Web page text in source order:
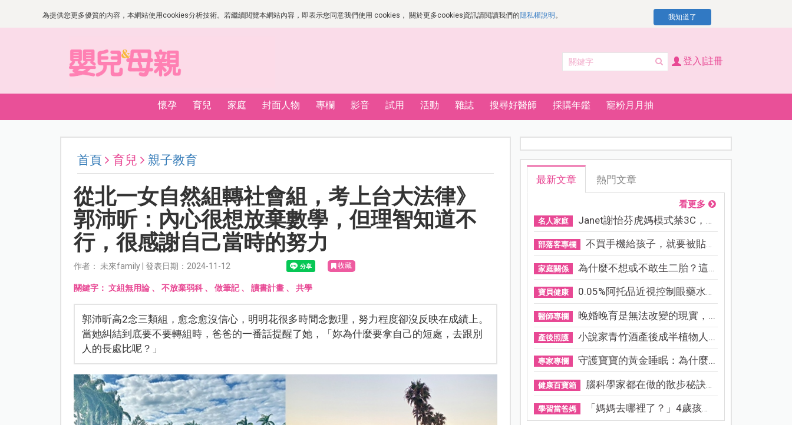
為提供您更多優質的內容，本網站使用cookies分析技術。若繼續閱覽本網站內容，即表示您同意我們使用 cookies， 關於更多cookies資訊請閱讀我們的隱私權說明 。 我知道了
登入|註冊
懷孕 育兒 家庭 封面人物 專欄 影音 試用 活動 雜誌 搜尋好醫師 採購年鑑 寵粉月月抽
首頁 育兒 親子教育
從北一女自然組轉社會組，考上台大法律》
郭沛昕：內心很想放棄數學，但理智知道不
行，很感謝自己當時的努力
作者： 未來family | 發表日期：2024-11-12 收藏
關鍵字： 文組無用論、 不放棄弱科、 做筆記、 讀書計畫、 共學
郭沛昕高2念三類組，愈念愈沒信心，明明花很多時間念數理，努力程度卻沒反映在成績上。
當她糾結到底要不要轉組時，爸爸的一番話提醒了她，「妳為什麼要拿自己的短處，去跟別
人的長處比呢？」
最新文章 熱門文章
看更多
名人家庭 Janet謝怡芬虎媽模式禁3C，看...
部落客專欄 不買手機給孩子，就要被貼「...
家庭關係 為什麼不想或不敢生二胎？這8...
寶貝健康 0.05%阿托品近視控制眼藥水納...
醫師專欄 晚婚晚育是無法改變的現實，...
產後照護 小說家青竹酒產後成半植物人...
專家專欄 守護寶寶的黃金睡眠：為什麼...
健康百寶箱 腦科學家都在做的散步秘訣！...
學習當爸媽 「媽媽去哪裡了？」4歲孩子還...